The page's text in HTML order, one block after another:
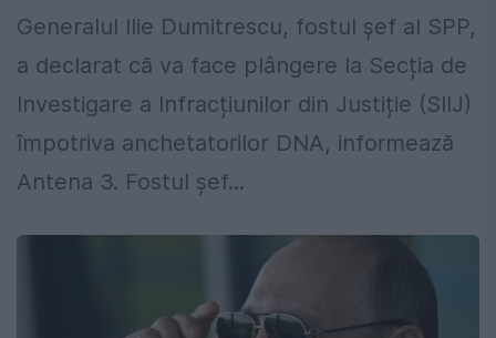
Generalul Ilie Dumitrescu, fostul șef al SPP,
a declarat că va face plângere la Secția de
Investigare a Infracțiunilor din Justiție (SIIJ)
împotriva anchetatorilor DNA, informează
Antena 3. Fostul șef...